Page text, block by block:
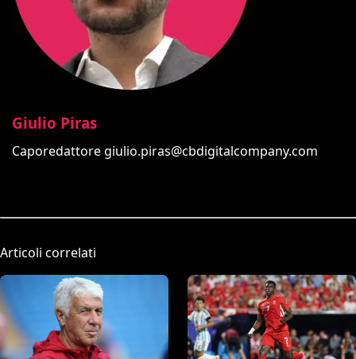
Giulio Piras
Caporedattoregiulio.piras@cbdigitalcompany.com
Articoli correlati